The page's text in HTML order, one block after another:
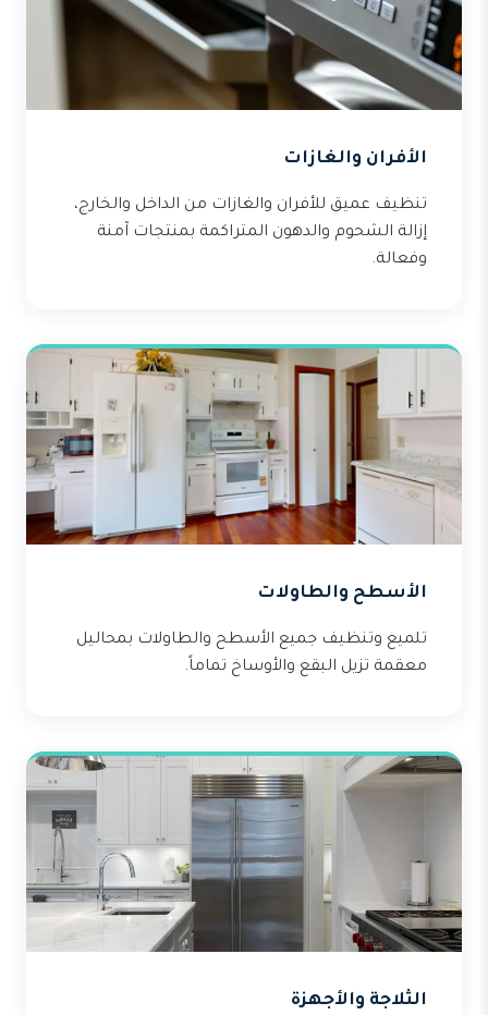
الأفران والغازات
تنظيف عميق للأفران والغازات من الداخل والخارج،
إزالة الشحوم والدهون المتراكمة بمنتجات آمنة
وفعالة.
الأسطح والطاولات
تلميع وتنظيف جميع الأسطح والطاولات بمحاليل
معقمة تزيل البقع والأوساخ تماماً.
الثلاجة والأجهزة